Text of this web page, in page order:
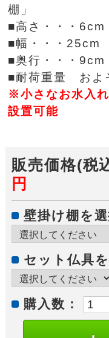
棚」
■高さ・・・6cm
■幅・・・25cm
■奥行・・・9cm
■耐荷重量 およ
※小さなお水入
設置可能
販売価格(税
円
壁掛け棚を
セット仏具
購入数：